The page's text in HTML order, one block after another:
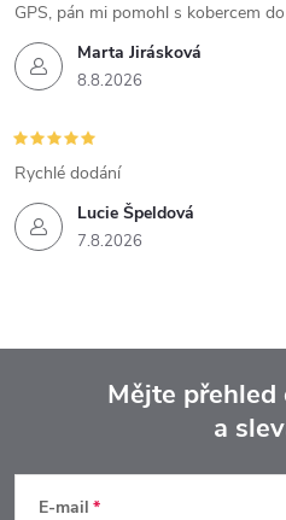
Marta Jirásková
8.8.2026
GPS, pán mi pomohl s kobercem
Lucie Špeldová
7.8.2026
Rychlé dodání
Mějte
a
E-mail